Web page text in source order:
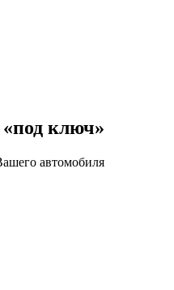
ключ»
автомобиля